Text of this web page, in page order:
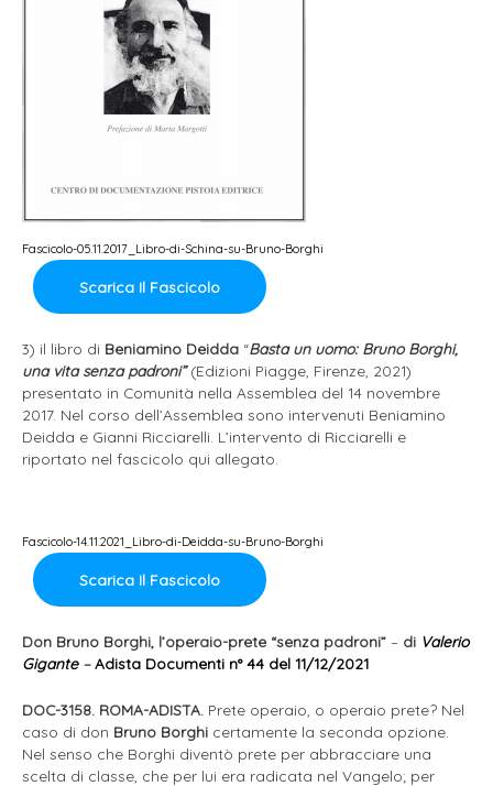
Fascicolo-05.11.2017_Libro-di-Schina-su-Bruno-Borghi
Scarica Il Fascicolo
3) il libro di Beniamino Deidda “Basta un uomo: Bruno Borghi,
una vita senza padroni”(Edizioni Piagge, Firenze, 2021)
presentato in Comunità nella Assemblea del 14 novembre
2017. Nel corso dell’Assemblea sono intervenuti Beniamino
Deidda e Gianni Ricciarelli. L’intervento di Ricciarelli e
riportato nel fascicolo qui allegato.
Fascicolo-14.11.2021_Libro-di-Deidda-su-Bruno-Borghi
Scarica Il Fascicolo
Don Bruno Borghi, l’operaio-prete “senza padroni” – di Valerio
Gigante – Adista Documenti n° 44 del 11/12/2021
DOC-3158. ROMA-ADISTA. Prete operaio, o operaio prete? Nel
caso di don Bruno Borghi certamente la seconda opzione.
Nel senso che Borghi diventò prete per abbracciare una
scelta di classe, che per lui era radicata nel Vangelo; per